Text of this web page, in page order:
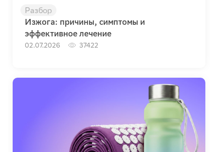
Разбор
Изжога: причины, симптомы и
эффективное лечение
02.07.2026 37422